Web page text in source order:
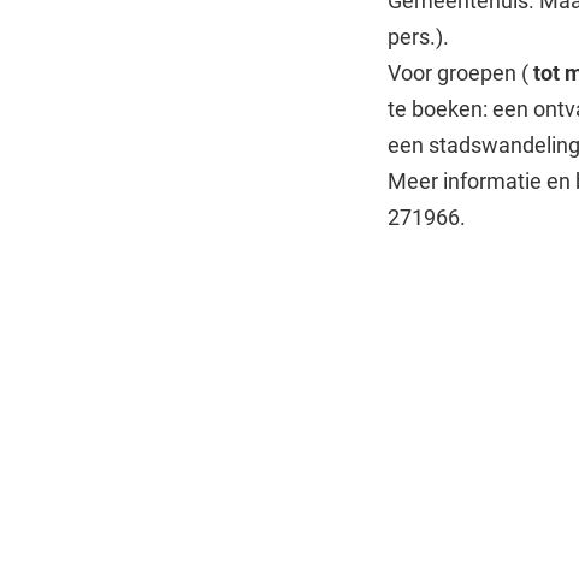
pers.).
Voor groepen (tot
te boeken: een
een
Meer informatie en
271966.